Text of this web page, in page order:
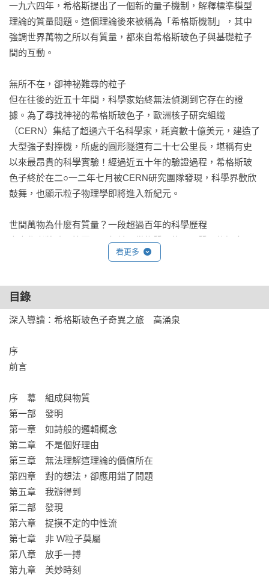
一九六四年，希格斯提出了一個新的量子機制，解釋標準模型
理論的質量問題。這個理論後來被稱為「希格斯機制」，其中
強調世界萬物之所以有質量，都來自希格斯玻色子與基礎粒子
間的互動。
無所不在，卻神祕難尋的粒子
但在往後的近五十年間，科學家始終無法偵測到它存在的證
據。為了尋找神祕的希格斯玻色子，歐洲核子研究組織
（CERN）集結了超過六千名科學家，耗資數十億美元，建造了
大型強子對撞機，所處的圓形隧道有二十七公里長，堪稱有史
以來最昂貴的科學實驗！經過近五十年的驗證過程，希格斯玻
色子終於在二○一二年七月被CERN研究團隊發現，科學界歡欣
鼓舞，也顯示粒子物理學即將進入新紀元。
世間萬物為什麼有質量？一段超過百年的科學歷程
本書作者將時間拉回一百年前，從物質、能量、質量的概念開
始說起，清楚描述粒子物理學的理論進程，從數學家諾特對於
美國胎死腹中的超級對撞機，以及後來被熱烈擁戴的CERN大型
強子對撞機。隨著一個個理論的發明，一步步見證希格斯玻色
子的誕生。
唯一諾貝爾獎得主親自作序的希格斯玻色子傳記
本書有一九七九年諾貝爾物理學獎得主暨粒子物理學泰斗溫伯
解釋眾多理論與實驗內容，細膩描繪不同理論的消長，直指希
格斯玻色子為標準模型的關鍵拼圖。尋找希格斯玻色子的過程
精彩可期，也為希格斯玻色子發現後的物理發展留下伏筆。
看更多
目錄
深入導讀：希格斯玻色子奇異之旅　高涌泉
序
前言
序　幕　組成與物質
第一部　發明
第一章　如詩般的邏輯概念
第二章　不是個好理由
第三章　無法理解這理論的價值所在
第四章　對的想法，卻應用錯了問題
第五章　我辦得到
第二部　發現
第六章　捉摸不定的中性流
第七章　非 W粒子莫屬
第八章　放手一搏
第九章　美妙時刻